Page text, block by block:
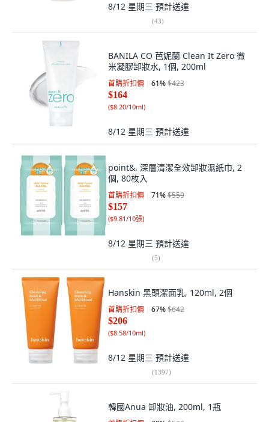
8/12 星期三 預計送達
(43)
BANILA CO 芭妮蘭 Clean It Zero 微
米凝膠卸妝水, 1個, 200ml
首購折扣價 61%$423
$164
($8.20/10ml)
8/12 星期三 預計送達
point&. 深層清潔全效卸妝濕紙巾, 2
個, 80枚入
首購折扣價 71%$559
$157
($9.81/10張)
8/12 星期三 預計送達
(5)
Hanskin 黑頭潔面乳, 120ml, 2個
首購折扣價 67%$642
$206
($8.58/10ml)
8/12 星期三 預計送達
(1397)
韓國Anua 卸妝油, 200ml, 1瓶